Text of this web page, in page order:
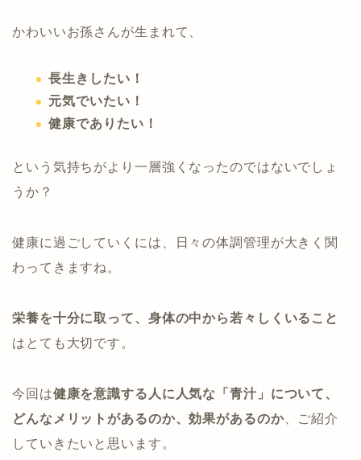
かわいいお孫さんが生まれて、
長生きしたい！
元気でいたい！
健康でありたい！
という気持ちがより一層強くなったのではないでしょ
うか？
健康に過ごしていくには、日々の体調管理が大きく関
わってきますね。
栄養を十分に取って、身体の中から若々しくいること
はとても大切です。
今回は健康を意識する人に人気な「青汁」について、
どんなメリットがあるのか、効果があるのか、ご紹介
していきたいと思います。